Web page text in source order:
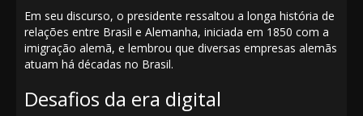
Em seu discurso, o presidente ressaltou a longa história de
relações entre Brasil e Alemanha, iniciada em 1850 com a
imigração alemã, e lembrou que diversas empresas alemãs
atuam há décadas no Brasil.
Desafios da era digital